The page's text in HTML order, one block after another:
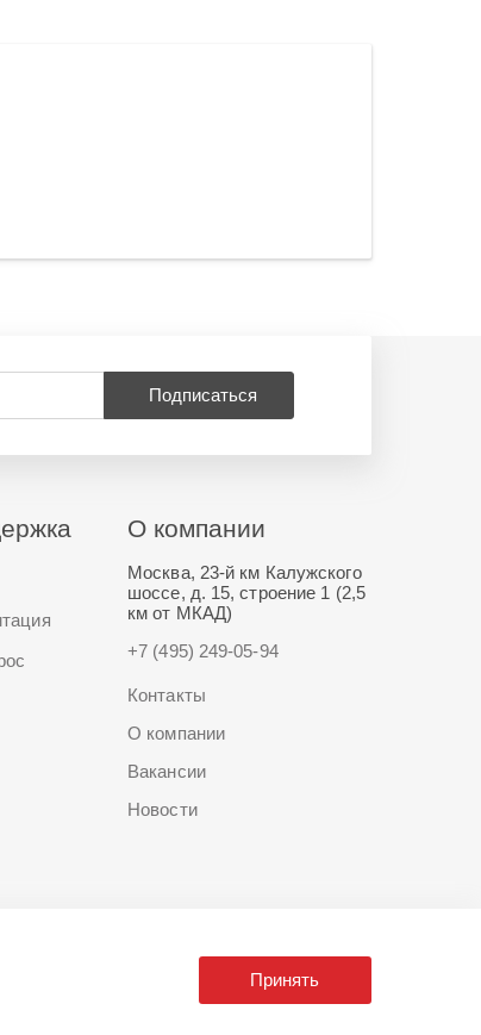
Принять
Подписаться
О компании
Москва, 23-й км Калужского
шоссе, д. 15, строение 1 (2,5
км от МКАД)
+7 (495) 249-05-94
Контакты
О компании
Вакансии
Новости
Разработано в